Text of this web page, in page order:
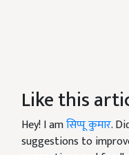
Like this
Hey! I amसिप्पू कुमार.
suggestions to